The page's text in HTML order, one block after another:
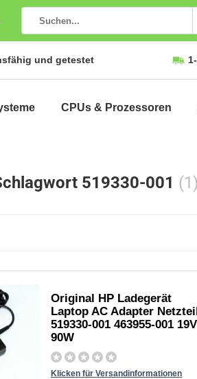
und getestet
CPUs & Prozessoren
519330-001 (1)
Original HP Ladegerät
Laptop AC Adapter
519330-001 463955-001 19V
90W
Klicken für Versandinformationen